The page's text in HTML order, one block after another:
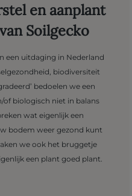
en aanplant
Soilgecko
een uitdaging in Nederland
biodiversiteit
bedoelen we een
of biologisch niet in balans
wat eigenlijk een
bodem weer gezond kunt
we ook het bruggetje
een plant goed plant.